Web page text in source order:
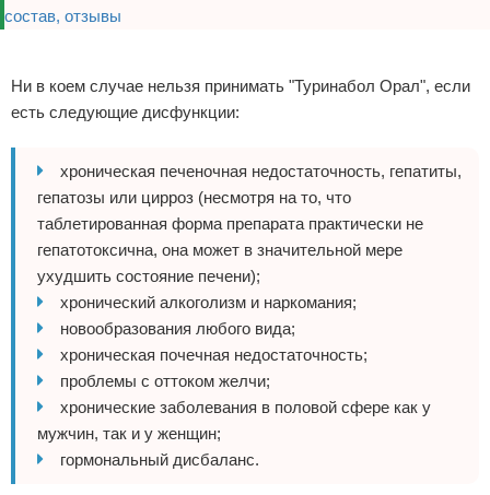
Ни в коем случае нельзя принимать "Туринабол Орал", если
есть следующие дисфункции:
хроническая печеночная недостаточность, гепатиты,
гепатозы или цирроз (несмотря на то, что
таблетированная форма препарата практически не
гепатотоксична, она может в значительной мере
ухудшить состояние печени);
хронический алкоголизм и наркомания;
новообразования любого вида;
хроническая почечная недостаточность;
проблемы с оттоком желчи;
хронические заболевания в половой сфере как у
мужчин, так и у женщин;
гормональный дисбаланс.